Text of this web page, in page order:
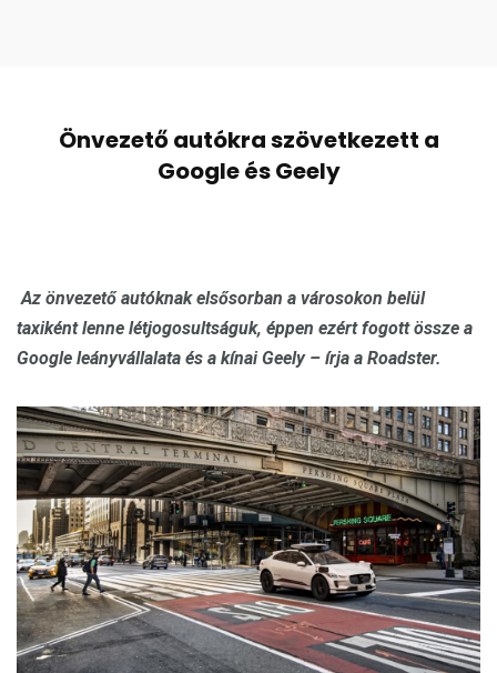
Önvezető autókra szövetkezett a
Google és Geely
Az önvezető autóknak elsősorban a városokon belül
taxiként lenne létjogosultságuk, éppen ezért fogott össze a
Google leányvállalata és a kínai Geely – írja a Roadster.